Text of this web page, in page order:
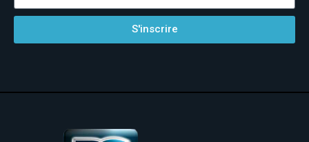
S'inscrire